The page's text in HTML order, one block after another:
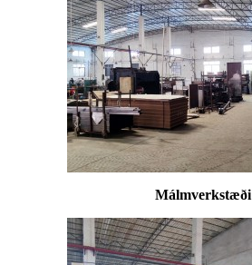
Málmverkstæði